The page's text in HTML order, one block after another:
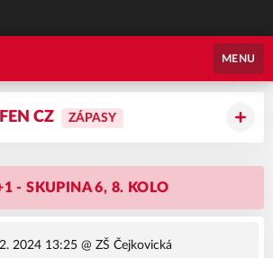
MENU
CZ ZÁPASY
- SKUPINA 6, 8. KOLO
2024 13:25@ ZŠ Čejkovická